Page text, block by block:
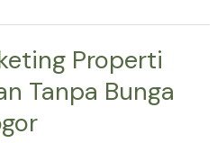
Properti
Tanpa Bunga